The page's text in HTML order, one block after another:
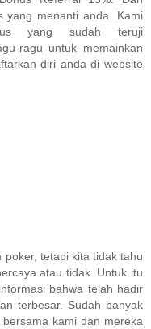
yang menanti anda. Kami
yang sudah teruji
ragu untuk memainkan
diri anda di website
tetapi kita tidak tahu
atau tidak. Untuk itu
bahwa telah hadir
terbesar. Sudah banyak
kami dan mereka